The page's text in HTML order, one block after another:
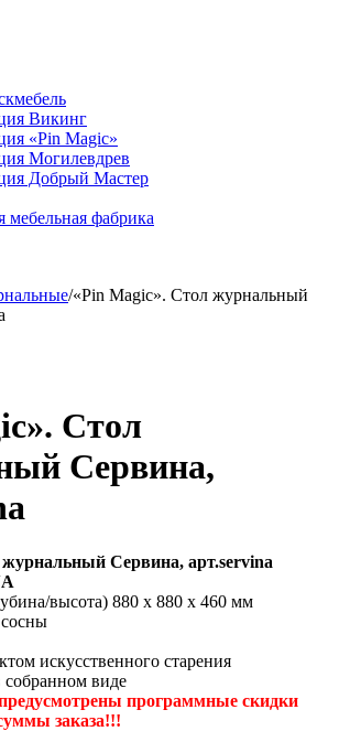
Викинг
«Pin Magic»
Могилевдрев
Добрый Мастер
мебельная фабрика
/«Pin Magic». Стол журнальный
Стол
Сервина,
Сервина, арт.servina
высота) 880 x 880 x 460 мм
искусственного старения
собранном виде
программные скидки
заказа!!!